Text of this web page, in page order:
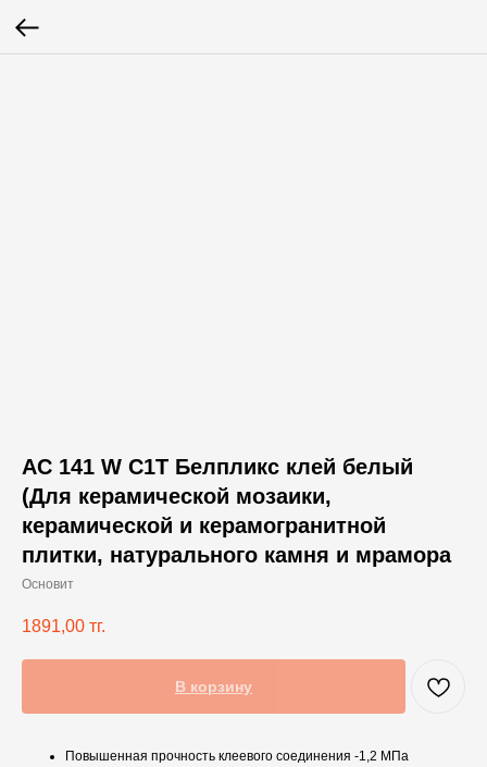
AC 141 W С1Т Белпликс клей белый
(Для керамической мозаики,
керамической и керамогранитной
плитки, натурального камня и мрамора
Основит
1891,00 тг.
В корзину
Повышенная прочность клеевого соединения -1,2 МПа